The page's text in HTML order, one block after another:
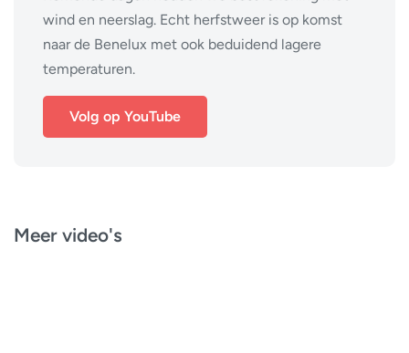
wind en neerslag. Echt herfstweer is op komst
naar de Benelux met ook beduidend lagere
temperaturen.
Volg op YouTube
Meer video's